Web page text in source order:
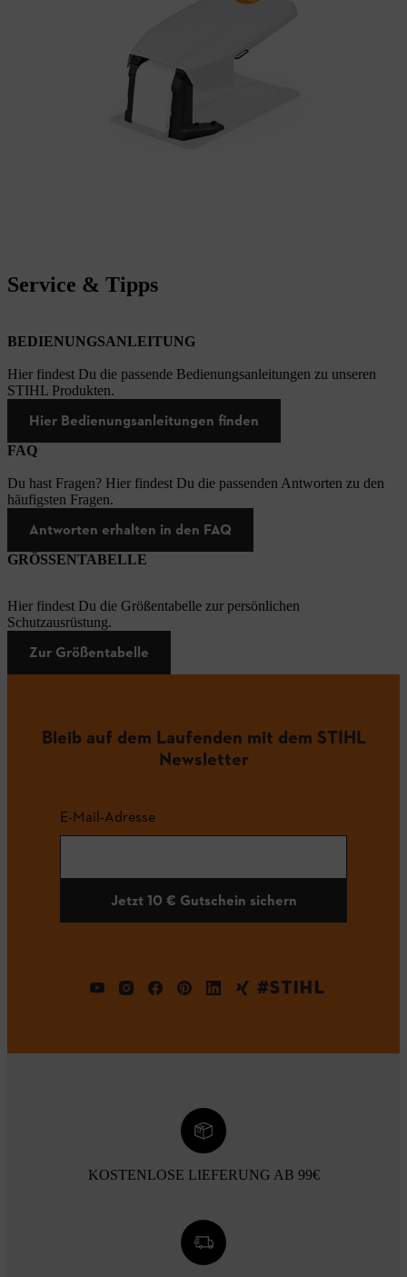
Service & Tipps
BEDIENUNGSANLEITUNG
Hier findest Du die passende Bedienungsanleitungen zu unseren
STIHL Produkten.
Hier Bedienungsanleitungen finden
FAQ
Du hast Fragen? Hier findest Du die passenden Antworten zu den
häufigsten Fragen.
Antworten erhalten in den FAQ
GRÖSSENTABELLE
Hier findest Du die Größentabelle zur persönlichen
Schutzausrüstung.
Zur Größentabelle
Bleib auf dem Laufenden mit dem STIHL
Newsletter
E-Mail-Adresse
Jetzt 10 € Gutschein sichern
#STIHL
KOSTENLOSE LIEFERUNG AB 99€